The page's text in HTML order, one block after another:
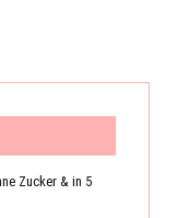
Zucker & in 5